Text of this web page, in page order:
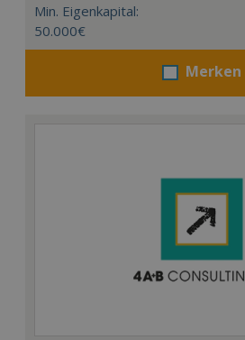
Min. Eigenkapital:
50.000€
Merken